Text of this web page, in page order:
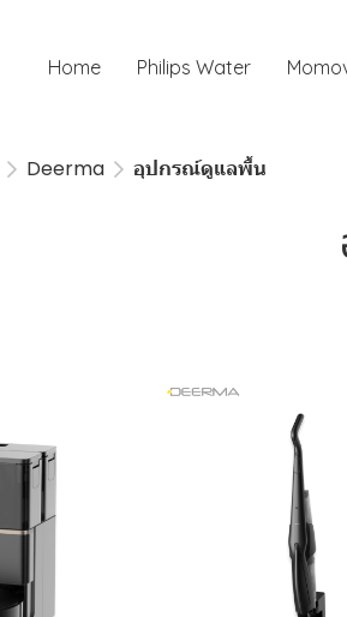
Home Philips Water
Deerma อุปกรณ์ดูแลพื้น